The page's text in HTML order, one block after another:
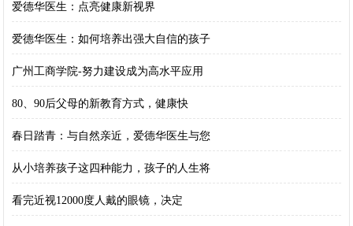
爱德华医生：点亮健康新视界
爱德华医生：如何培养出强大自信的孩子
广州工商学院-努力建设成为高水平应用
80、90后父母的新教育方式，健康快
春日踏青：与自然亲近，爱德华医生与您
从小培养孩子这四种能力，孩子的人生将
看完近视12000度人戴的眼镜，决定